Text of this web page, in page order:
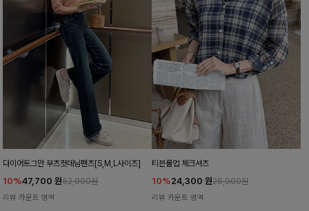
다이어트그만 부츠컷데님팬츠[S,M,L사이즈]
10%47,700 원52,900원
리뷰 카운트 영역
티븐롤업 체크셔츠
10%24,300 원26,900원
리뷰 카운트 영역